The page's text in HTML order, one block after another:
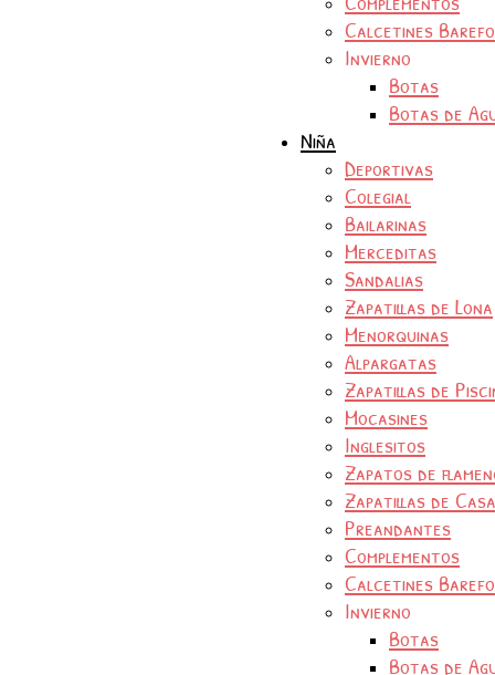
Calcetines
Invierno
Botas
Botas de
Niña
Deportivas
Colegial
Bailarinas
Merceditas
Sandalias
Zapatillas de Lona
Menorquinas
Alpargatas
Zapatillas de
Mocasines
Inglesitos
Zapatos de
Zapatillas de Casa
Preandantes
Complementos
Calcetines
Invierno
Botas
Botas de